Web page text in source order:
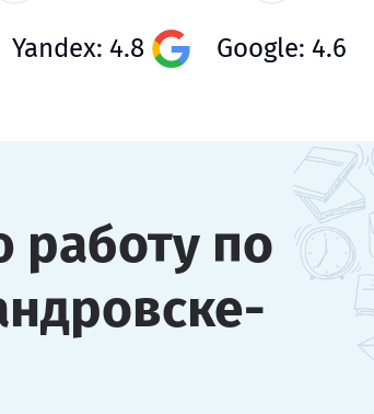
Yandex: 4.8 Google: 4.6
работу по